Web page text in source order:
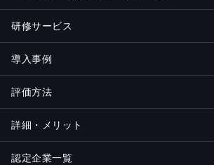
研修サービス
導入事例
評価方法
詳細・メリット
認定企業一覧